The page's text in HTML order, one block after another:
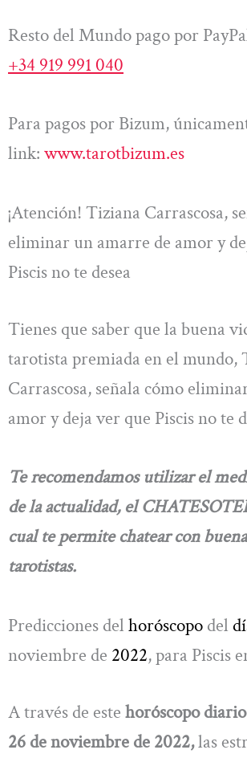
Resto del Mundo pago por
+34 919 991 040
Para pagos por Bizum,
link: www.tarotbizum.es
¡Atención! Tiziana Carrascosa,
eliminar un amarre de amor y
Piscis no te desea
Tienes que saber que la buena
tarotista premiada en el mundo,
Carrascosa, señala cómo
amor y deja ver que Piscis no te
Te recomendamos utilizar el
de la actualidad, el
cual te permite chatear con
tarotistas.
Predicciones del horóscopo del
noviembre de 2022, para Piscis
A través de este horóscopo
26 de noviembre de 2022,las